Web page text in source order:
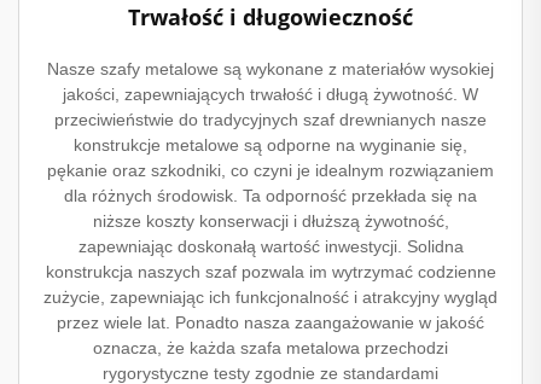
Trwałość i długowieczność
Nasze szafy metalowe są wykonane z materiałów wysokiej
jakości, zapewniających trwałość i długą żywotność. W
przeciwieństwie do tradycyjnych szaf drewnianych nasze
konstrukcje metalowe są odporne na wyginanie się,
pękanie oraz szkodniki, co czyni je idealnym rozwiązaniem
dla różnych środowisk. Ta odporność przekłada się na
niższe koszty konserwacji i dłuższą żywotność,
zapewniając doskonałą wartość inwestycji. Solidna
konstrukcja naszych szaf pozwala im wytrzymać codzienne
zużycie, zapewniając ich funkcjonalność i atrakcyjny wygląd
przez wiele lat. Ponadto nasza zaangażowanie w jakość
oznacza, że każda szafa metalowa przechodzi
rygorystyczne testy zgodnie ze standardami